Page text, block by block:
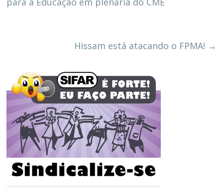
Hissam está atacando o FPMA! →